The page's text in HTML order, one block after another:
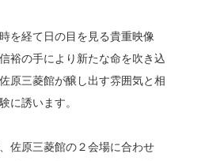
を経て日の目を見る貴重映像
裕の手により新たな命を吹き込
原三菱館が醸し出す雰囲気と相
に誘います。
佐原三菱館の２会場に合わせ